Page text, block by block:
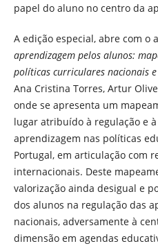
papel do aluno no centro da
A edição especial, abre com o
aprendizagem pelos alunos:
políticas curriculares nacionais
Ana Cristina Torres, Artur
onde se apresenta um
lugar atribuído à regulação e
aprendizagem nas políticas
Portugal, em articulação com
internacionais. Deste
valorização ainda desigual e
dos alunos na regulação das
nacionais, adversamente à
dimensão em agendas